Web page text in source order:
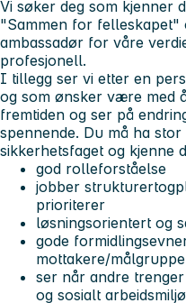
Vi søker deg som kjenner
"Sammen for
ambassadør for våre
profesjonell.
I tillegg ser vi etter en
og som ønsker være med
fremtiden og ser på
spennende. Du må ha
sikkerhetsfaget og kjenne
god rolleforståelse
jobber
prioriterer
løsningsorientert og
gode
mottakere/
ser når andre
og sosialt arbeidsmiljø